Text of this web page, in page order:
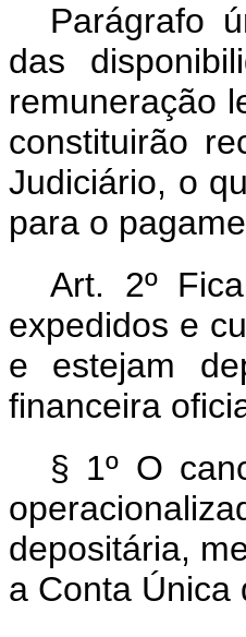
Parágrafo
das
remuneração
constituirão
Judiciário, o
para o
Art. 2º
expedidos e
e estejam
financeira
§ 1º O
depositária,
a Conta